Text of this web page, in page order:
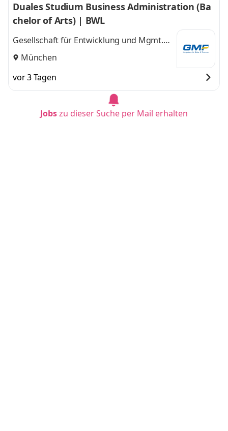
Duales Studium Business Administration (Ba
chelor of Arts) | BWL
Gesellschaft für Entwicklung und Mgmt.
von Freizeitsystemen GMF GmbH & Co. KG
München
vor 3 Tagen
Jobszu dieser Suche per Mail erhalten